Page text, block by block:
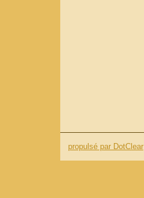
propulsé par DotClear